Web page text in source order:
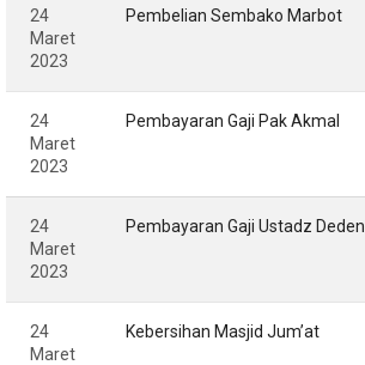
24
Maret
2023
Pembelian Sembako Marbot
24
Maret
2023
Pembayaran Gaji Pak Akmal
24
Maret
2023
Pembayaran Gaji Ustadz Deden
24
Maret
Kebersihan Masjid Jum’at